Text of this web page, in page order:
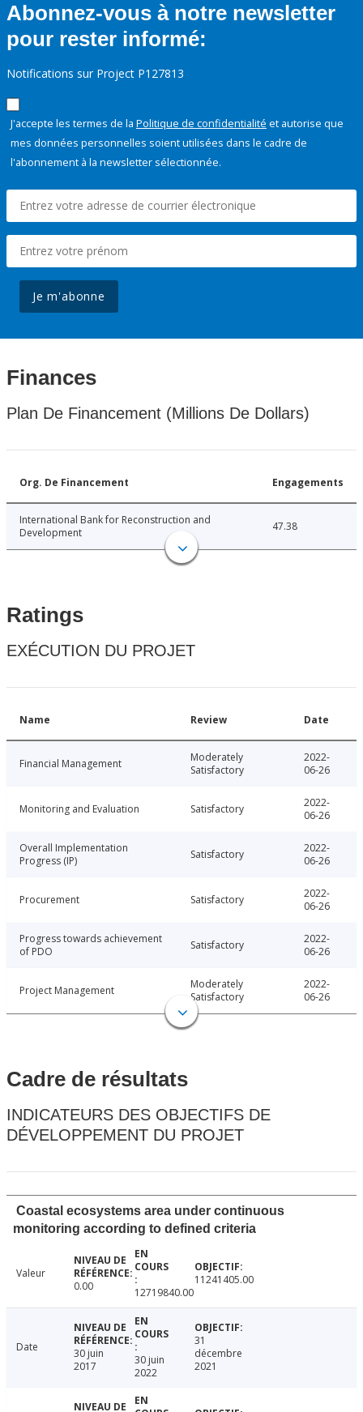
Abonnez-vous à notre newsletter
pour rester informé:
Notifications sur Project P127813
J'accepte les termes de la Politique de confidentialité et autorise que
mes données personnelles soient utilisées dans le cadre de
l'abonnement à la newsletter sélectionnée.
Je m'abonne
Finances
Plan De Financement (Millions De Dollars)
Org. De Financement Engagements
International Bank for Reconstruction and
Development
47.38
Ratings
EXÉCUTION DU PROJET
Name Review Date
Financial Management
Moderately
Satisfactory
2022-
06-26
Monitoring and Evaluation Satisfactory
2022-
06-26
Overall Implementation
Progress (IP)
Satisfactory
2022-
06-26
Procurement Satisfactory
2022-
06-26
Progress towards achievement
of PDO
Satisfactory
2022-
06-26
Project Management
Moderately
Satisfactory
2022-
06-26
Cadre de résultats
INDICATEURS DES OBJECTIFS DE
DÉVELOPPEMENT DU PROJET
Coastal ecosystems area under continuous
monitoring according to defined criteria
Valeur
0.00
12719840.00
11241405.00
Date
30 juin
2017
30 juin
2022
31
décembre
2021